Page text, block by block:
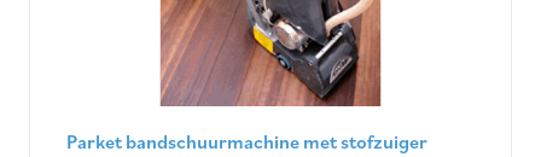
Parket bandschuurmachine met stofzuiger